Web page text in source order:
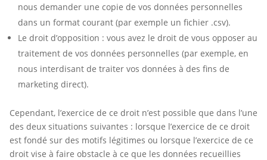
nous demander une copie de vos données personnelles
dans un format courant (par exemple un fichier .csv).
Le droit d’opposition : vous avez le droit de vous opposer au
traitement de vos données personnelles (par exemple, en
nous interdisant de traiter vos données à des fins de
marketing direct).
Cependant, l’exercice de ce droit n’est possible que dans l’une
des deux situations suivantes : lorsque l’exercice de ce droit
est fondé sur des motifs légitimes ou lorsque l’exercice de ce
droit vise à faire obstacle à ce que les données recueillies